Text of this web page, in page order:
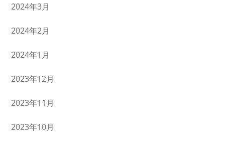
2024年3月
2024年2月
2024年1月
2023年12月
2023年11月
2023年10月